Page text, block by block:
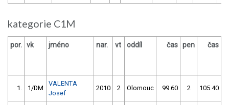
kategorie C1M
por. vk jméno nar. vt oddíl čas pen čas
1. 1/DM
VALENTA
Josef
2010 2 Olomouc 99.60 2 105.40